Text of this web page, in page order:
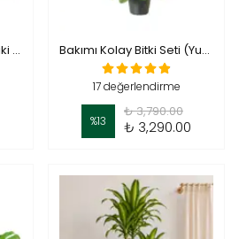
Favori Bitki Seti(100 cm iki kollu yucca (yuka)- monstera 60-70 cm-pilea) Bakımı Kolay Bitki Seti (Yuka 90-100 cm iki köklü, Starliçe 90-100 cm çok köklü-pilea)
17 değerlendirme
%13
₺ 3,790.00
₺ 3,290.00